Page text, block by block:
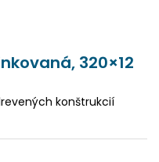
320×12
konštrukcií